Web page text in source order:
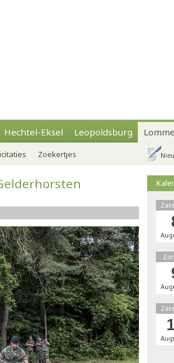
Hechtel-Eksel Leopoldsburg
Zoekertjes